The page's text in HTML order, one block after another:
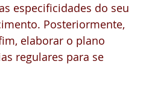
especificidades do seu
Posteriormente,
elaborar o plano
regulares para se